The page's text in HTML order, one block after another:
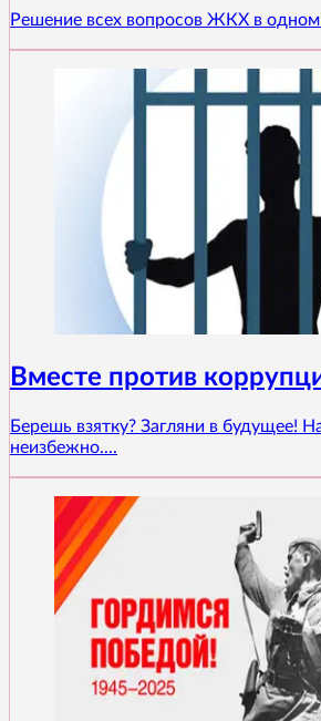
Решение всех вопросов ЖКХ в
Вместе против
Берешь взятку? Загляни в будущее!
неизбежно....